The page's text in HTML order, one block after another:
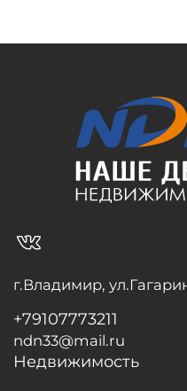
vk_in
г.Владимир,
+79107773211
ndn33@mail.ru
Недвижимость